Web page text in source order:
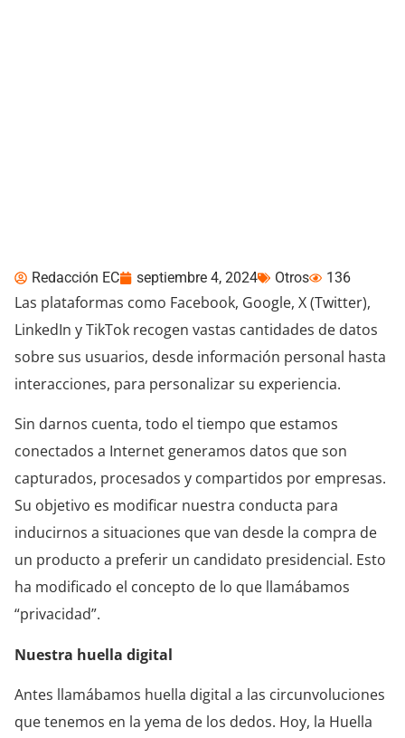
Redacción EC septiembre 4, 2024 Otros 136
Las plataformas como Facebook, Google, X (Twitter),
LinkedIn y TikTok recogen vastas cantidades de datos
sobre sus usuarios, desde información personal hasta
interacciones, para personalizar su experiencia.
Sin darnos cuenta, todo el tiempo que estamos
conectados a Internet generamos datos que son
capturados, procesados y compartidos por empresas.
Su objetivo es modificar nuestra conducta para
inducirnos a situaciones que van desde la compra de
un producto a preferir un candidato presidencial. Esto
ha modificado el concepto de lo que llamábamos
“privacidad”.
Nuestra huella digital
Antes llamábamos huella digital a las circunvoluciones
que tenemos en la yema de los dedos. Hoy, la Huella